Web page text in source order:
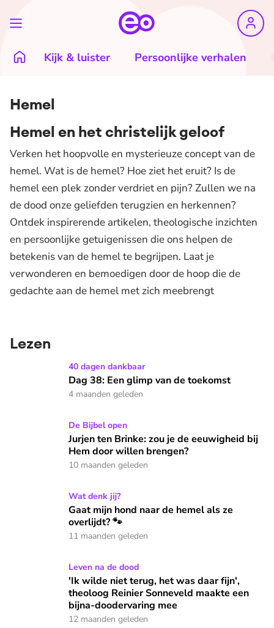
Kijk & luister Persoonlijke verhalen
Hemel
Hemel en het christelijk geloof
Verken het hoopvolle en mysterieuze concept van de
hemel. Wat is de hemel? Hoe ziet het eruit? Is de
hemel een plek zonder verdriet en pijn? Zullen we na
de dood onze geliefden terugzien en herkennen?
Ontdek inspirerende artikelen, theologische inzichten
en persoonlijke getuigenissen die ons helpen de
betekenis van de hemel te begrijpen. Laat je
verwonderen en bemoedigen door de hoop die de
gedachte aan de hemel met zich meebrengt
Lezen
Dag 38: Een glimp van de toekomst
40 dagen dankbaar
Dag 38: Een glimp van de toekomst
4 maanden geleden
Jurjen ten Brinke: zou je de eeuwigheid bij Hem door willen
De Bijbel open
Jurjen ten Brinke: zou je de eeuwigheid bij
Hem door willen brengen?
10 maanden geleden
Gaat mijn hond naar de hemel als ze overlijdt? 🐾
Wat denk jij?
Gaat mijn hond naar de hemel als ze
overlijdt? 🐾
11 maanden geleden
'Ik wilde niet terug, het was daar fijn', theoloog Reinier
Leven na de dood
'Ik wilde niet terug, het was daar fijn',
theoloog Reinier Sonneveld maakte een
bijna-doodervaring mee
12 maanden geleden